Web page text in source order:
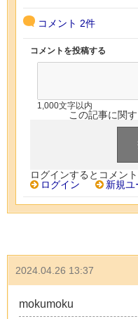
コメント 2件
コメントを投稿する
1,000文字以内
この記事に関
ログインするとコメン
ログイン
新規ユ
2024.04.26 13:37
mokumoku